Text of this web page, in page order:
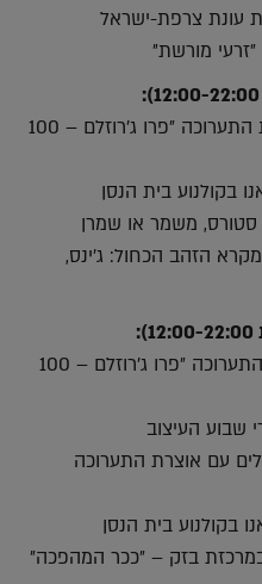
17:30 סיור בבית הנסן עם אוצרות התערוכה ״פרו ג׳רוזלם – 100
המקרא הזהב הכחול: ג׳ינס,
17:30 סיור בית הנסן עם אוצרות התערוכה ״פרו ג׳רוזלם – 100
עם אוצרת התערוכה